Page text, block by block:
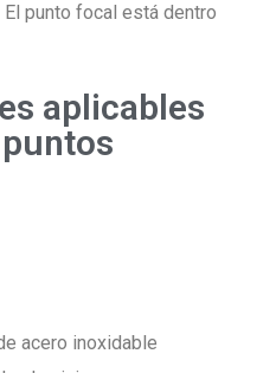
punto focal está dentro
aplicables
acero inoxidable